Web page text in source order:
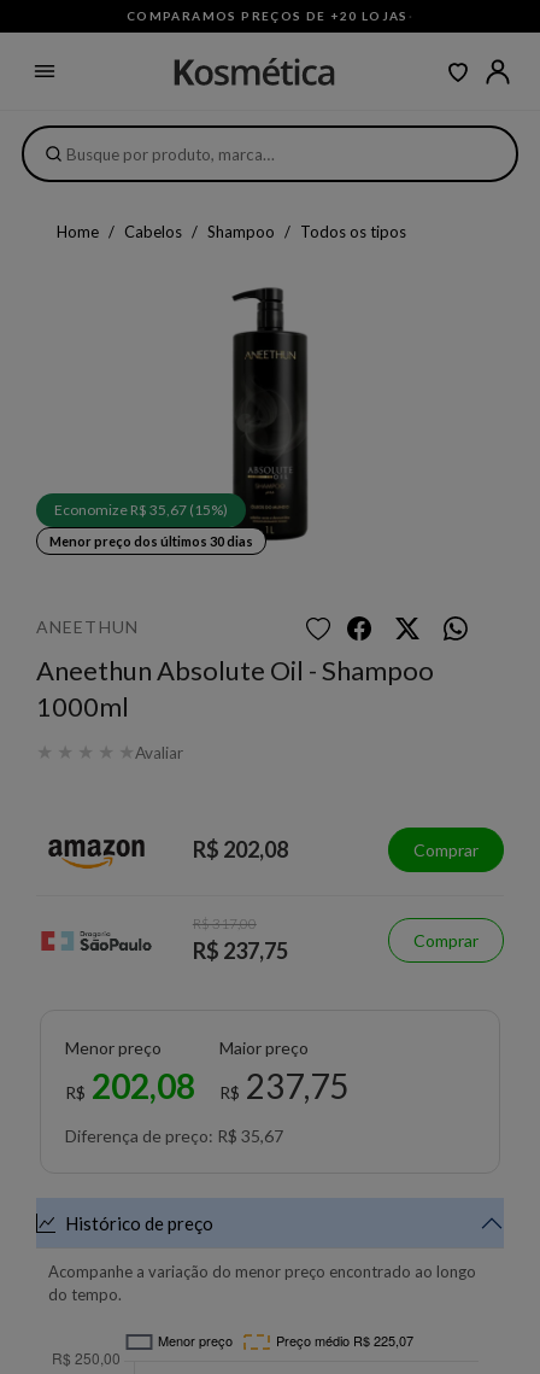
COMPARAMOS PREÇOS DE +20 LOJAS ·
Home Cabelos Shampoo Todos os tipos
Economize R$ 35,67 (15%)
Menor preço dos últimos 30 dias
ANEETHUN
Aneethun Absolute Oil - Shampoo
1000ml
★ ★ ★ ★ ★Avaliar
R$ 202,08 Comprar
R$ 317,00
R$ 237,75 Comprar
Menor preço
R$ 202,08
Maior preço
R$ 237,75
Diferença de preço: R$ 35,67
Histórico de preço
Acompanhe a variação do menor preço encontrado ao longo
do tempo.